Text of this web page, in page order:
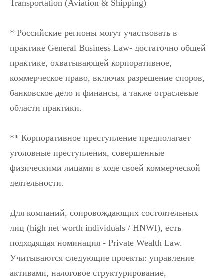
Transportation (Aviation & Shipping)
* Российские регионы могут участвовать в
практике General Business Law- достаточно общей
практике, охватывающей корпоративное,
коммерческое право, включая разрешение споров,
банковское дело и финансы, а также отраслевые
области практики.
** Корпоративное преступление предполагает
уголовные преступления, совершенные
физическими лицами в ходе своей коммерческой
деятельности.
Для компаний, сопровождающих состоятельных
лиц (high net worth individuals / HNWI), есть
подходящая номинация - Private Wealth Law.
Учитываются следующие проекты: управление
активами, налоговое структурирование,